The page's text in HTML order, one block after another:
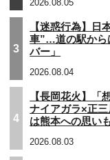
2026.08.05
3
【迷惑行為】日
車”…道の駅から
バー」
2026.08.04
4
【長岡花火】「
ナイアガラ×正
は熊本への思い
2026.08.03